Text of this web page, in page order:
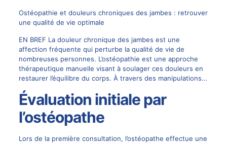
Ostéopathie et douleurs chroniques des jambes : retrouver
une qualité de vie optimale
EN BREF La douleur chronique des jambes est une
affection fréquente qui perturbe la qualité de vie de
nombreuses personnes. L’ostéopathie est une approche
thérapeutique manuelle visant à soulager ces douleurs en
restaurer l’équilibre du corps. À travers des manipulations…
Évaluation initiale par
l’ostéopathe
Lors de la première consultation, l’ostéopathe effectue une